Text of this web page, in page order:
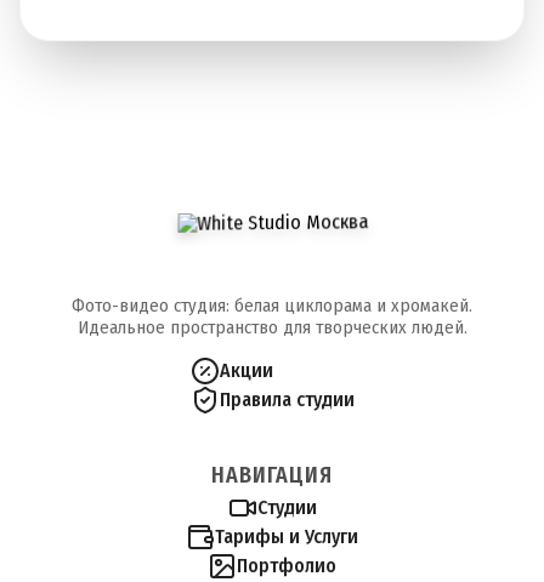
Фото-видео студия: белая циклорама и хромакей.
Идеальное пространство для творческих людей.
Акции
Правила студии
НАВИГАЦИЯ
Студии
Тарифы и Услуги
Портфолио